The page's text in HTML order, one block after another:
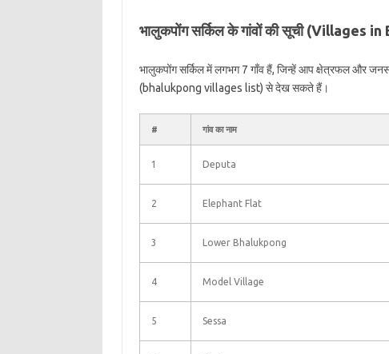
भालुकपोंग सर्किल के गांवों की सूची (Villages
भालुकपोंग सर्किल में लगभग 7 गाँव हैं, जिन्हें आप क्षेत्रफल और
(bhalukpong villages list) से देख सकते हैं।
# गांव का नाम
1 Deputa
2 Elephant Flat
3 Lower Bhalukpong
4 Model Village
5 Sessa